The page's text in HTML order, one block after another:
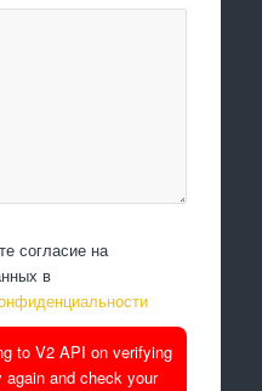
согласие на
в
to V2 API on verifying
and check your